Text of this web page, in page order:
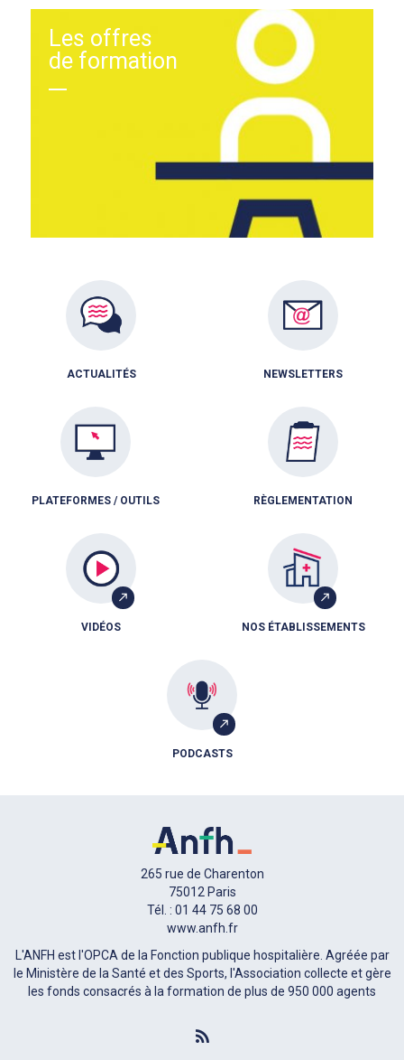
Les offres
de formation
ACTUALITÉS NEWSLETTERS
PLATEFORMES / OUTILS RÈGLEMENTATION
VIDÉOS NOS ÉTABLISSEMENTS
PODCASTS
265 rue de Charenton
75012 Paris
Tél. : 01 44 75 68 00
www.anfh.fr
L'ANFH est l'OPCA de la Fonction publique hospitalière. Agréée par
le Ministère de la Santé et des Sports, l'Association collecte et gère
les fonds consacrés à la formation de plus de 950 000 agents